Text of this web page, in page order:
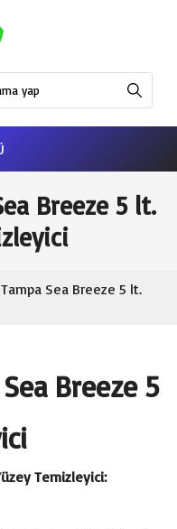
Breeze 5 lt.
Sea Breeze 5 lt.
Breeze 5
Temizleyici: